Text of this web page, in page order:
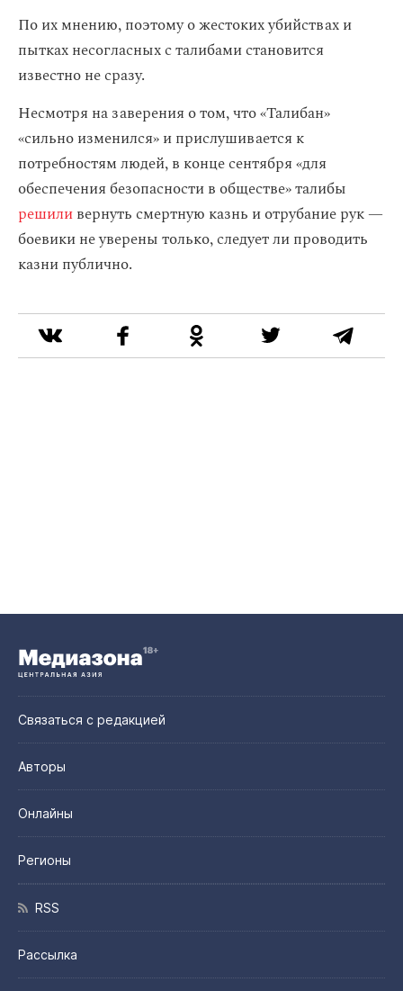
По их мнению, поэтому о жестоких убийствах и
пытках несогласных с талибами становится
известно не сразу.
Несмотря на заверения о том, что «Талибан»
«сильно изменился» и прислушивается к
потребностям людей, в конце сентября «для
обеспечения безопасности в обществе» талибы
решиливернуть смертную казнь и отрубание рук —
боевики не уверены только, следует ли проводить
казни публично.
Связаться с редакцией
Авторы
Онлайны
Регионы
RSS
Рассылка